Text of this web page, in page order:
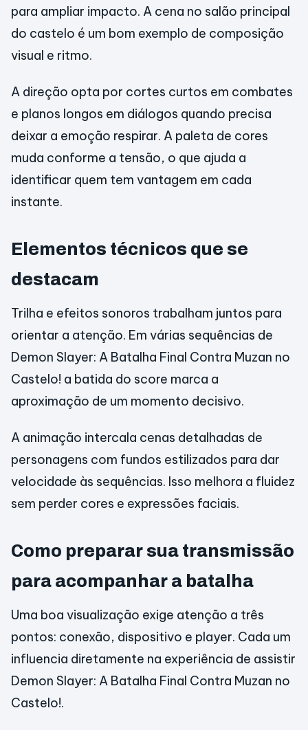
para ampliar impacto. A cena no salão principal
do castelo é um bom exemplo de composição
visual e ritmo.
A direção opta por cortes curtos em combates
e planos longos em diálogos quando precisa
deixar a emoção respirar. A paleta de cores
muda conforme a tensão, o que ajuda a
identificar quem tem vantagem em cada
instante.
Elementos técnicos que se
destacam
Trilha e efeitos sonoros trabalham juntos para
orientar a atenção. Em várias sequências de
Demon Slayer: A Batalha Final Contra Muzan no
Castelo! a batida do score marca a
aproximação de um momento decisivo.
A animação intercala cenas detalhadas de
personagens com fundos estilizados para dar
velocidade às sequências. Isso melhora a fluidez
sem perder cores e expressões faciais.
Como preparar sua transmissão
para acompanhar a batalha
Uma boa visualização exige atenção a três
pontos: conexão, dispositivo e player. Cada um
influencia diretamente na experiência de assistir
Demon Slayer: A Batalha Final Contra Muzan no
Castelo!.